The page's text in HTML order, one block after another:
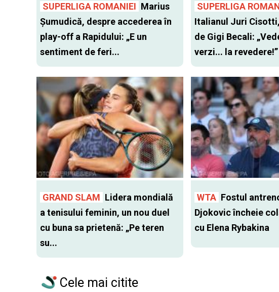
SUPERLIGA ROMANIEI Marius
Șumudică, despre accederea în
play-off a Rapidului: „E un
sentiment de feri...
SUPERLIGA
Italianul Juri
de Gigi Becali:
verzi... la revedere!”
GRAND SLAM Lidera mondială
a tenisului feminin, un nou duel
cu buna sa prietenă: „Pe teren
su...
WTA Fostul
Djokovic încheie
cu Elena Rybakina
Cele mai citite